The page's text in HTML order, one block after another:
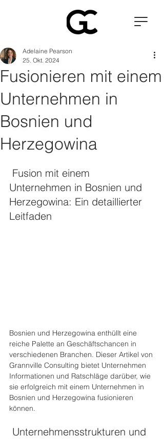
Fusionieren mit einem
Unternehmen in
Bosnien und
Herzegowina
Adelaine Pearson
25. Okt. 2024
Unternehmen in Bosnien und
Herzegowina: Ein detaillierter
Leitfaden
Bosnien und Herzegowina enthüllt eine
reiche Palette an Geschäftschancen in
verschiedenen Branchen. Dieser Artikel von
Grannville Consulting bietet Unternehmen
Informationen und Ratschläge darüber, wie
sie erfolgreich mit einem Unternehmen in
Bosnien und Herzegowina fusionieren
können.